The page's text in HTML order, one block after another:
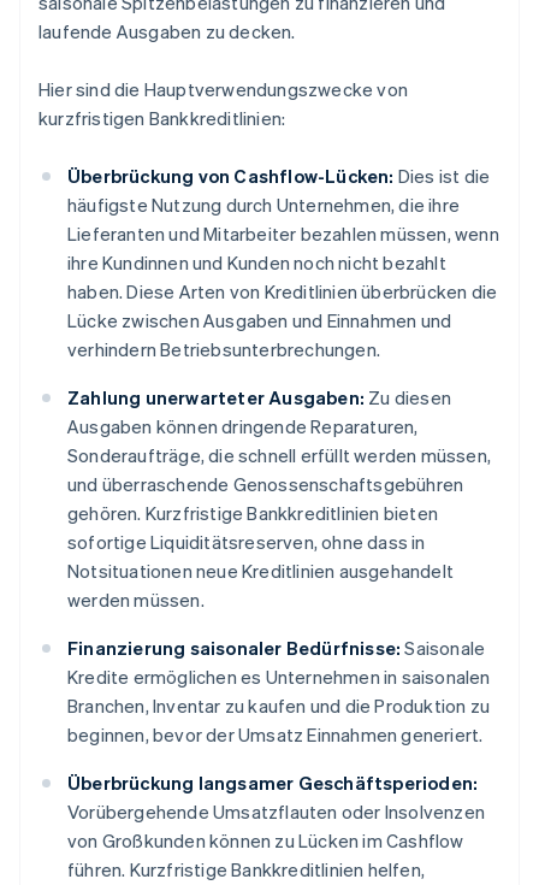
laufende Ausgaben zu decken.
Hier sind die Hauptverwendungszwecke von
kurzfristigen Bankkreditlinien:
Überbrückung von Cashflow-Lücken: Dies ist die
häufigste Nutzung durch Unternehmen, die ihre
Lieferanten und Mitarbeiter bezahlen müssen, wenn
ihre Kundinnen und Kunden noch nicht bezahlt
haben. Diese Arten von Kreditlinien überbrücken die
Lücke zwischen Ausgaben und Einnahmen und
verhindern Betriebsunterbrechungen.
Zahlung unerwarteter Ausgaben: Zu diesen
Ausgaben können dringende Reparaturen,
Sonderaufträge, die schnell erfüllt werden müssen,
und überraschende Genossenschaftsgebühren
gehören. Kurzfristige Bankkreditlinien bieten
sofortige Liquiditätsreserven, ohne dass in
Notsituationen neue Kreditlinien ausgehandelt
werden müssen.
Finanzierung saisonaler Bedürfnisse: Saisonale
Kredite ermöglichen es Unternehmen in saisonalen
Branchen, Inventar zu kaufen und die Produktion zu
beginnen, bevor der Umsatz Einnahmen generiert.
Überbrückung langsamer Geschäftsperioden:
Vorübergehende Umsatzflauten oder Insolvenzen
von Großkunden können zu Lücken im Cashflow
führen. Kurzfristige Bankkreditlinien helfen,